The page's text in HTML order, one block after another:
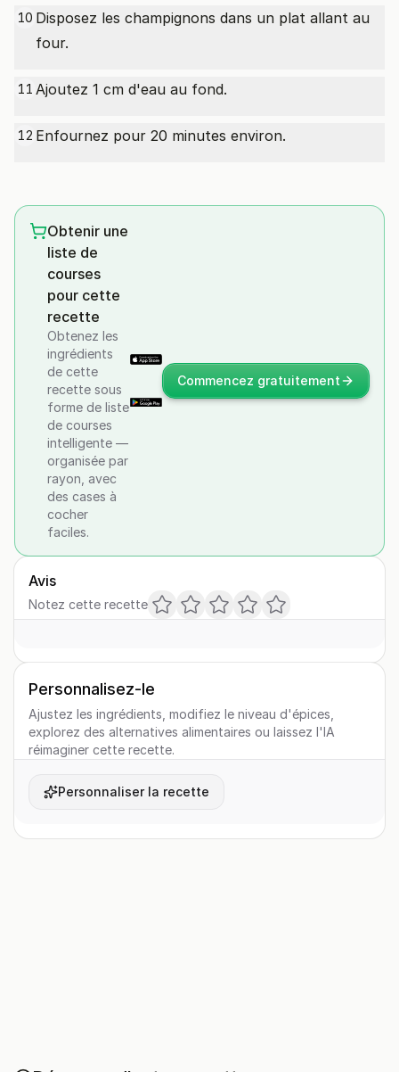
10 Disposez les champignons dans un plat allant au
four.
11 Ajoutez 1 cm d'eau au fond.
12 Enfournez pour 20 minutes environ.
Obtenir une
liste de
courses
pour cette
recette
Obtenez les
ingrédients
de cette
recette sous
forme de liste
de courses
intelligente —
organisée par
rayon, avec
des cases à
cocher
faciles.
Commencez gratuitement
Avis
Notez cette recette
Personnalisez-le
Ajustez les ingrédients, modifiez le niveau d'épices,
explorez des alternatives alimentaires ou laissez l'IA
réimaginer cette recette.
Personnaliser la recette